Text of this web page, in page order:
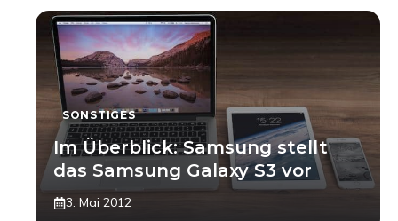
SONSTIGES
Im Überblick: Samsung stellt
das Samsung Galaxy S3 vor
3. Mai 2012